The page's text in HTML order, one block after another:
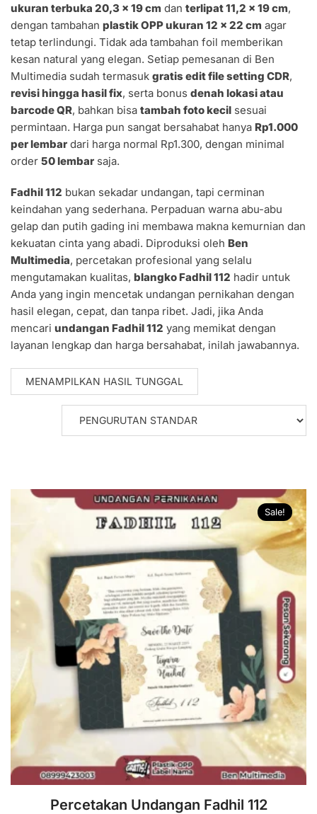
ukuran terbuka 20,3 x 19 cm dan terlipat 11,2 x 19 cm,
dengan tambahan plastik OPP ukuran 12 x 22 cm agar
tetap terlindungi. Tidak ada tambahan foil memberikan
kesan natural yang elegan. Setiap pemesanan di Ben
Multimedia sudah termasuk gratis edit file setting CDR,
revisi hingga hasil fix, serta bonus denah lokasi atau
barcode QR, bahkan bisa tambah foto kecil sesuai
permintaan. Harga pun sangat bersahabat hanya Rp1.000
per lembar dari harga normal Rp1.300, dengan minimal
order 50 lembar saja.
Fadhil 112 bukan sekadar undangan, tapi cerminan
keindahan yang sederhana. Perpaduan warna abu-abu
gelap dan putih gading ini membawa makna kemurnian dan
kekuatan cinta yang abadi. Diproduksi oleh Ben
Multimedia, percetakan profesional yang selalu
mengutamakan kualitas, blangko Fadhil 112 hadir untuk
Anda yang ingin mencetak undangan pernikahan dengan
hasil elegan, cepat, dan tanpa ribet. Jadi, jika Anda
mencari undangan Fadhil 112 yang memikat dengan
layanan lengkap dan harga bersahabat, inilah jawabannya.
MENAMPILKAN HASIL TUNGGAL
Sale!
Percetakan Undangan Fadhil 112